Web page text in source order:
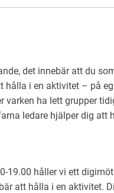
det innebär att du
i en aktivitet – på
ha lett grupper
ledare hjälper dig att
19.00 håller vi ett
att hålla i en aktivitet.